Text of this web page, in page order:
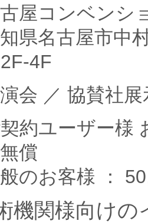
屋コンベン
県名古屋市中
2F-4F
会 ／ 協賛社
約ユーザー様
無償
のお客様 ：
機関様向けの